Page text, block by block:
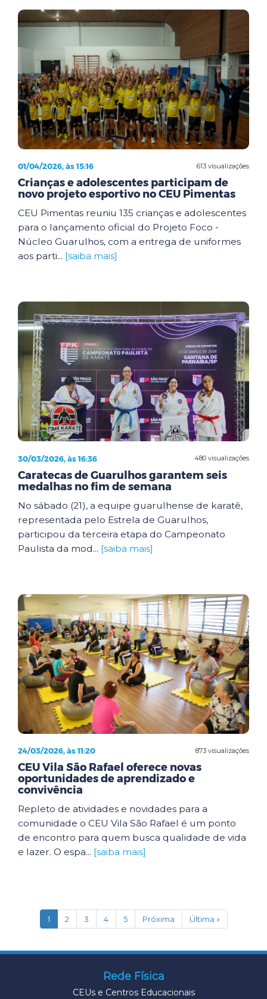
613 visualizações
01/04/2026, às 15:16
Crianças e adolescentes participam de
novo projeto esportivo no CEU Pimentas
CEU Pimentas reuniu 135 crianças e adolescentes
para o lançamento oficial do Projeto Foco -
Núcleo Guarulhos, com a entrega de uniformes
aos parti... [saiba mais]
480 visualizações
30/03/2026, às 16:36
Caratecas de Guarulhos garantem seis
medalhas no fim de semana
No sábado (21), a equipe guarulhense de karatê,
representada pelo Estrela de Guarulhos,
participou da terceira etapa do Campeonato
Paulista da mod... [saiba mais]
873 visualizações
24/03/2026, às 11:20
CEU Vila São Rafael oferece novas
oportunidades de aprendizado e
convivência
Repleto de atividades e novidades para a
comunidade o CEU Vila São Rafael é um ponto
de encontro para quem busca qualidade de vida
e lazer. O espa... [saiba mais]
1(current)
2 3 4 5 Próxima Última »
Rede Física
CEUs e Centros Educacionais